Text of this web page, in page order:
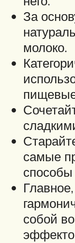
За
молоко.
самые
способы
собой